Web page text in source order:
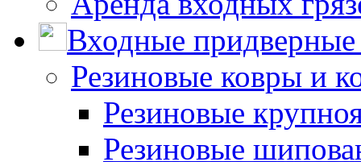
Входные
Резиновые ковры и
Резиновые
Резиновые